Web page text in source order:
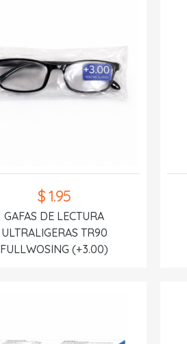
$ 1.95
GAFAS DE LECTURA
ULTRALIGERAS TR90
FULLWOSING (+3.00)